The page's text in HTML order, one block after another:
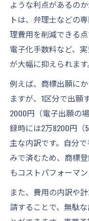
ような利点があるの
トは、弁理士などの
理費用を削減できる
電子化手数料など、
が大幅に抑えられます
例えば、商標出願に
ますが、1区分で出願
2000円（電子出願の
録時には2万8200円（
主な内訳です。自分
みで済むため、商標
もコストパフォーマン
また、費用の内訳や
請することで、無駄